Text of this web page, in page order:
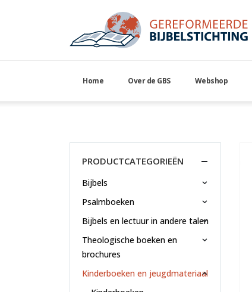
Home Over de GBS Webshop
PRODUCTCATEGORIEËN
Bijbels
Psalmboeken
Bijbels en lectuur in andere talen
Theologische boeken en
brochures
Kinderboeken en jeugdmateriaal